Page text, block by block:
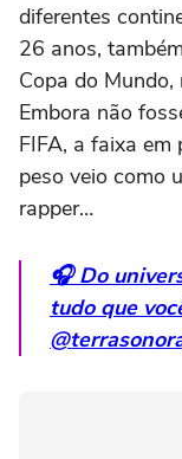
diferentes
26 anos,
Copa do
Embora não
FIFA, a faixa
peso veio como
rapper…
🎧 Do
tudo que